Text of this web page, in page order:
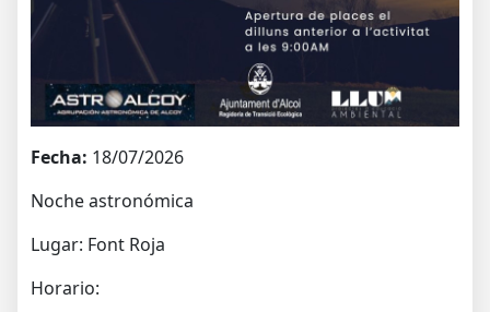
Fecha: 18/07/2026
Noche astronómica
Lugar: Font Roja
Horario: